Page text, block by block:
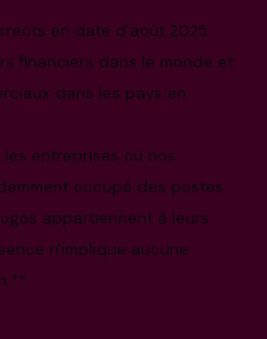
en date d'août 2025.
financiers dans le monde et
dans les pays en
entreprises où nos
occupé des postes.
appartiennent à leurs
n'implique aucune